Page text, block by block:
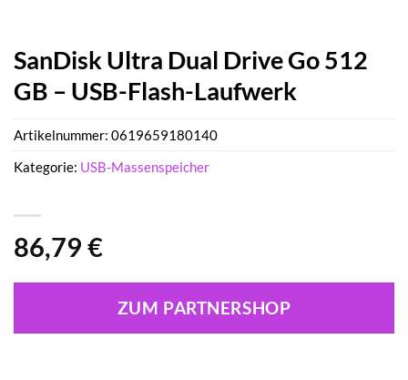
SanDisk Ultra Dual Drive Go 512
GB – USB-Flash-Laufwerk
86,79 €
ZUM PARTNERSHOP
Artikelnummer: 0619659180140
Kategorie: USB-Massenspeicher